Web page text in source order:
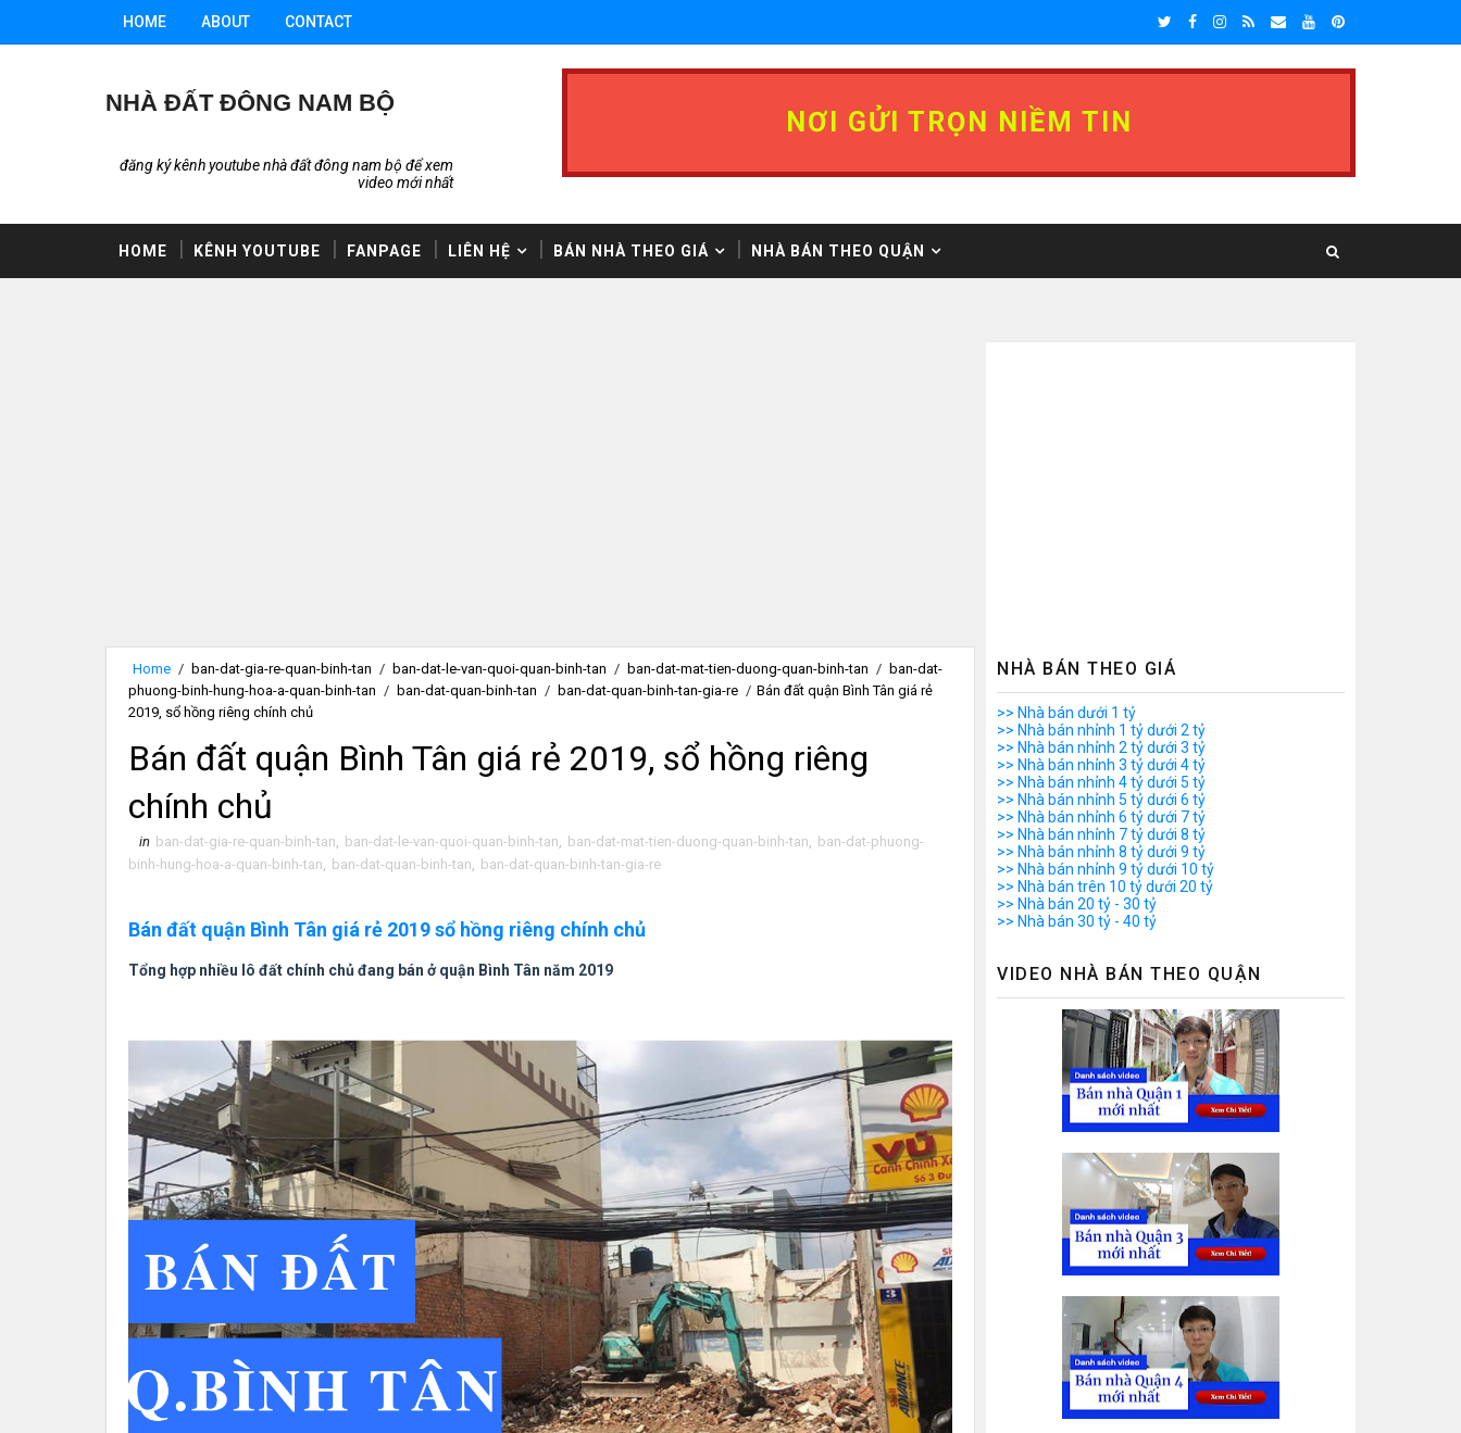
HOME ABOUT CONTACT
NHÀ ĐẤT ĐÔNG NAM BỘ
đăng ký kênh youtube nhà đất đông nam bộ để xem
video mới nhất
NƠI GỬI TRỌN NIỀM TIN
HOME KÊNH YOUTUBE FANPAGE LIÊN HỆ BÁN NHÀ THEO GIÁ NHÀ BÁN THEO QUẬN
Home / ban-dat-gia-re-quan-binh-tan / ban-dat-le-van-quoi-quan-binh-tan / ban-dat-mat-tien-duong-quan-binh-tan / ban-dat-
phuong-binh-hung-hoa-a-quan-binh-tan / ban-dat-quan-binh-tan / ban-dat-quan-binh-tan-gia-re / Bán đất quận Bình Tân giá rẻ
2019, sổ hồng riêng chính chủ
Bán đất quận Bình Tân giá rẻ 2019, sổ hồng riêng
chính chủ
in ban-dat-gia-re-quan-binh-tan, ban-dat-le-van-quoi-quan-binh-tan, ban-dat-mat-tien-duong-quan-binh-tan, ban-dat-phuong-
binh-hung-hoa-a-quan-binh-tan, ban-dat-quan-binh-tan, ban-dat-quan-binh-tan-gia-re
Bán đất quận Bình Tân giá rẻ 2019 sổ hồng riêng chính chủ
Tổng hợp nhiều lô đất chính chủ đang bán ở quận Bình Tân năm 2019
NHÀ BÁN THEO GIÁ
>> Nhà bán dưới 1 tỷ
>> Nhà bán nhỉnh 1 tỷ dưới 2 tỷ
>> Nhà bán nhỉnh 2 tỷ dưới 3 tỷ
>> Nhà bán nhỉnh 3 tỷ dưới 4 tỷ
>> Nhà bán nhỉnh 4 tỷ dưới 5 tỷ
>> Nhà bán nhỉnh 5 tỷ dưới 6 tỷ
>> Nhà bán nhỉnh 6 tỷ dưới 7 tỷ
>> Nhà bán nhỉnh 7 tỷ dưới 8 tỷ
>> Nhà bán nhỉnh 8 tỷ dưới 9 tỷ
>> Nhà bán nhỉnh 9 tỷ dưới 10 tỷ
>> Nhà bán trên 10 tỷ dưới 20 tỷ
>> Nhà bán 20 tỷ - 30 tỷ
>> Nhà bán 30 tỷ - 40 tỷ
VIDEO NHÀ BÁN THEO QUẬN